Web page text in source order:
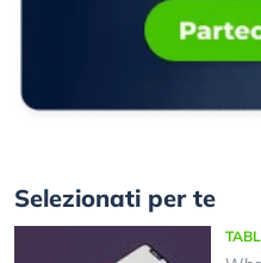
Selezionati per te